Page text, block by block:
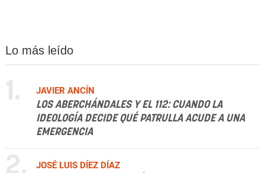
Lo más leído
1.
JAVIER ANCÍN
LOS ABERCHÁNDALES Y EL 112: CUANDO LA
IDEOLOGÍA DECIDE QUÉ PATRULLA ACUDE A UNA
EMERGENCIA
2.
JOSÉ LUIS DÍEZ DÍAZ